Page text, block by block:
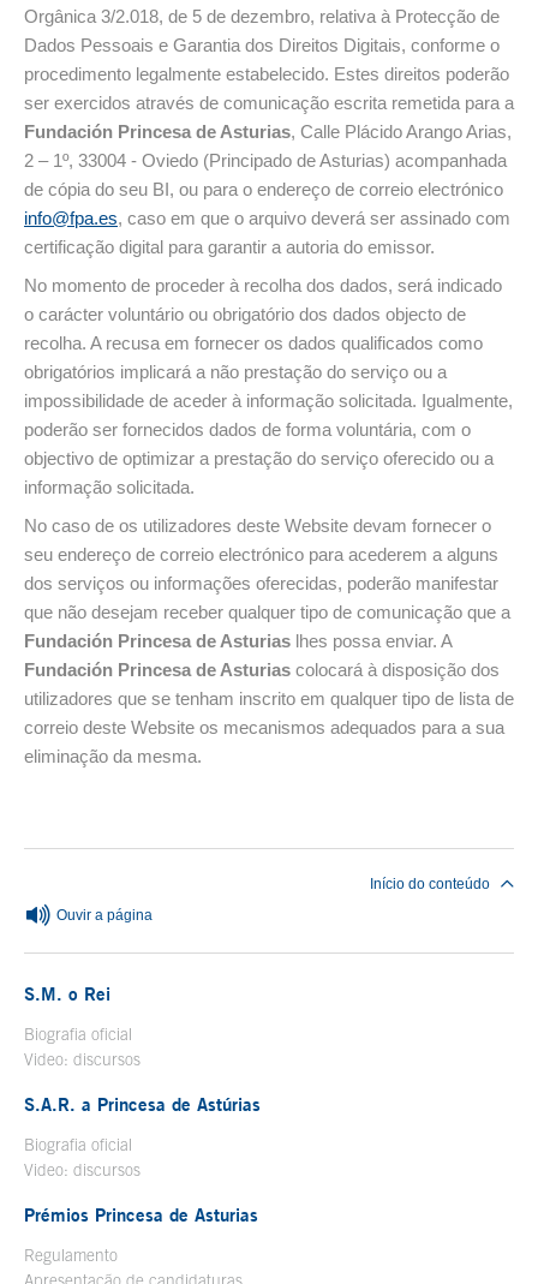
Orgânica 3/2.018, de 5 de dezembro, relativa à Protecção de
Dados Pessoais e Garantia dos Direitos Digitais, conforme o
procedimento legalmente estabelecido. Estes direitos poderão
ser exercidos através de comunicação escrita remetida para a
Fundación Princesa de Asturias, Calle Plácido Arango Arias,
2 – 1º, 33004 - Oviedo (Principado de Asturias) acompanhada
de cópia do seu BI, ou para o endereço de correio electrónico
info@fpa.es, caso em que o arquivo deverá ser assinado com
certificação digital para garantir a autoria do emissor.
No momento de proceder à recolha dos dados, será indicado
o carácter voluntário ou obrigatório dos dados objecto de
recolha. A recusa em fornecer os dados qualificados como
obrigatórios implicará a não prestação do serviço ou a
impossibilidade de aceder à informação solicitada. Igualmente,
poderão ser fornecidos dados de forma voluntária, com o
objectivo de optimizar a prestação do serviço oferecido ou a
informação solicitada.
No caso de os utilizadores deste Website devam fornecer o
seu endereço de correio electrónico para acederem a alguns
dos serviços ou informações oferecidas, poderão manifestar
que não desejam receber qualquer tipo de comunicação que a
Fundación Princesa de Asturias lhes possa enviar. A
Fundación Princesa de Asturias colocará à disposição dos
utilizadores que se tenham inscrito em qualquer tipo de lista de
correio deste Website os mecanismos adequados para a sua
eliminação da mesma.
Ouvir a página
Início do conteúdo
S.M. o Rei
Biografia oficial
Video: discursos
S.A.R. a Princesa de Astúrias
Biografia oficial
Video: discursos
Prémios Princesa de Asturias
Regulamento